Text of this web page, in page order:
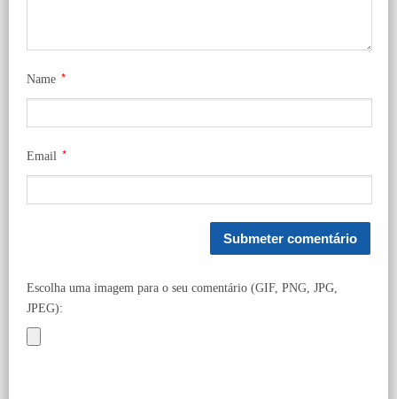
Name *
Email *
Escolha uma imagem para o seu comentário (GIF, PNG, JPG,
JPEG):